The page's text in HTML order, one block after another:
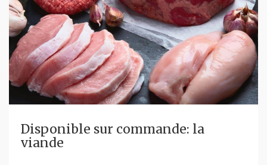
Disponible sur commande: la
viande